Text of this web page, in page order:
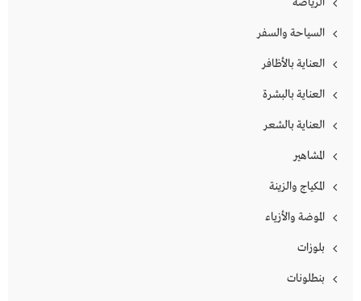
السياحة والسفر
العناية بالأظافر
العناية بالبشرة
العناية بالشعر
المشاهير
المكياج والزينة
الموضة والأزياء
بلوزات
بنطلونات